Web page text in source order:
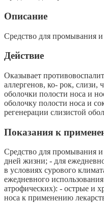
Описание
Средство для промывания и
Действие
Оказывает
аллергенов, ко- рок,
оболочки полости носа и
оболочку полости носа и
регенерации слизистой
Показания к
Средство для промывания
дней жизни; - для
в условиях сурового
ежедневного
атрофических): - острые и
носа к применению